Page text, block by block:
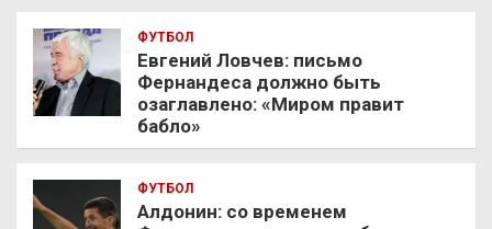
ФУТБОЛ
Евгений Ловчев: письмо
Фернандеса должно быть
озаглавлено: «Миром правит
бабло»
ФУТБОЛ
Алдонин: со временем